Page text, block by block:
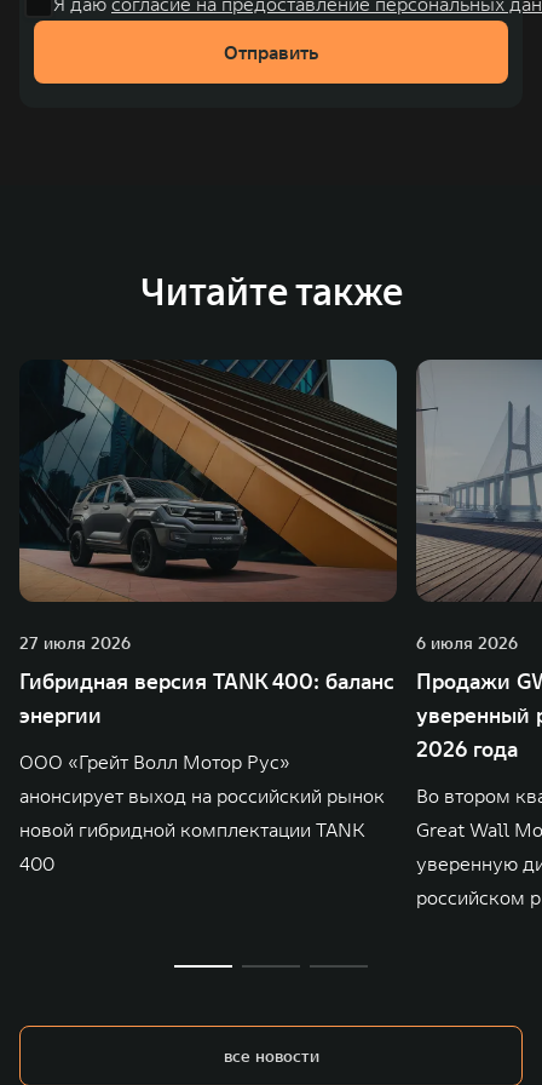
рублей). С 1998 года Great Wall Motor занимает первое
место по объёмам продаж пикапов в Китае. На
зарубежных – в России, Таиланде, Бразилии и Индии, а
Отправить
Читайте также
27 июля 2026
Гибридная версия TANK 400: баланс
энергии
ООО «Грейт Волл Мотор Рус»
анонсирует выход на российский рынок
новой гибридной комплектации TANK
400
6 июля 2026
Продажи
уверенный
2026 года
Во втором
Great Wall
уверенную
российском
все новости